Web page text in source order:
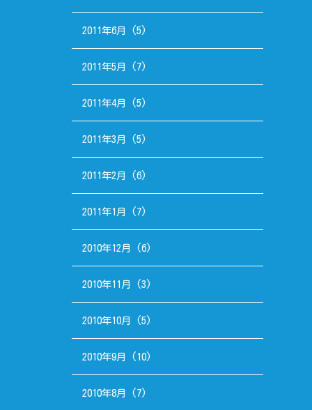
2011年6月 (5)
2011年5月 (7)
2011年4月 (5)
2011年3月 (5)
2011年2月 (6)
2011年1月 (7)
2010年12月 (6)
2010年11月 (3)
2010年10月 (5)
2010年9月 (10)
2010年8月 (7)